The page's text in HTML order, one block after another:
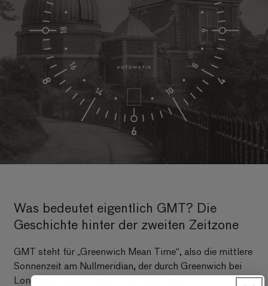
Was bedeutet eigentlich GMT? Die
Geschichte hinter der zweiten Zeitzone
GMT steht für „Greenwich Mean Time“, also die mittlere
Sonnenzeit am Nullmeridian, der durch Greenwich bei
London verläuft. Dieser wurde 1884 auf der